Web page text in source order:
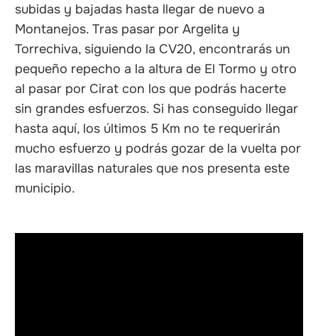
subidas y bajadas hasta llegar de nuevo a
Montanejos. Tras pasar por Argelita y
Torrechiva, siguiendo la CV20, encontrarás un
pequeño repecho a la altura de El Tormo y otro
al pasar por Cirat con los que podrás hacerte
sin grandes esfuerzos. Si has conseguido llegar
hasta aquí, los últimos 5 Km no te requerirán
mucho esfuerzo y podrás gozar de la vuelta por
las maravillas naturales que nos presenta este
municipio.